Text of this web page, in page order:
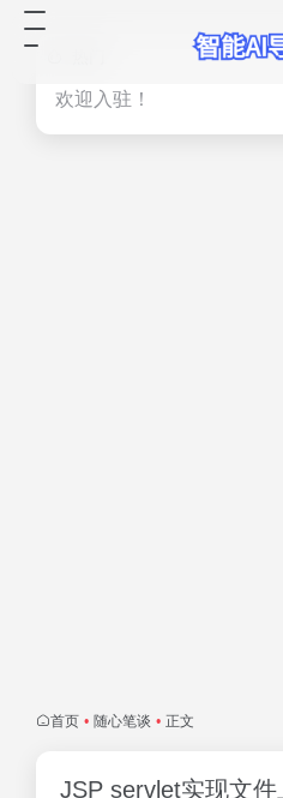
欢迎入驻！
首页 • 随心笔谈 • 正文
JSP servlet实现文